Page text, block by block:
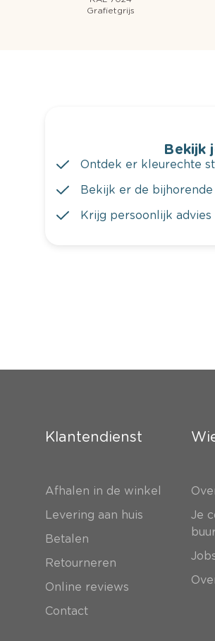
Grafietgrijs
Bekijk
Ontdek er kleurechte
Bekijk er de
Krijg persoonlijk
Klantendienst
Afhalen in de winkel
Levering aan huis
Betalen
Retourneren
Online reviews
Contact
Je